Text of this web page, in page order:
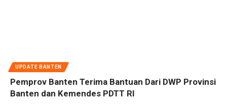
UPDATE BANTEN
Pemprov Banten Terima Bantuan Dari DWP Provinsi
Banten dan Kemendes PDTT RI